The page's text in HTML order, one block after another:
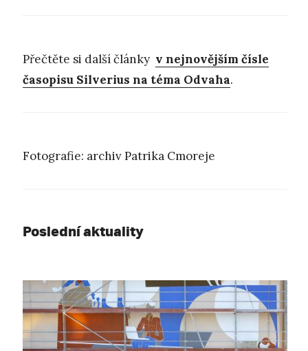
Přečtěte si další články v nejnovějším čísle
časopisu Silverius na téma Odvaha.
Fotografie: archiv Patrika Cmoreje
Poslední aktuality